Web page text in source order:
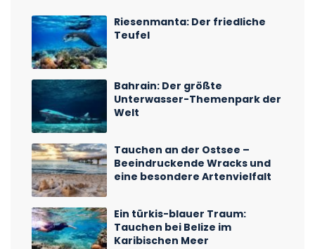
Riesenmanta: Der friedliche
Teufel
Bahrain: Der größte
Unterwasser-Themenpark der
Welt
Tauchen an der Ostsee –
Beeindruckende Wracks und
eine besondere Artenvielfalt
Ein türkis-blauer Traum:
Tauchen bei Belize im
Karibischen Meer